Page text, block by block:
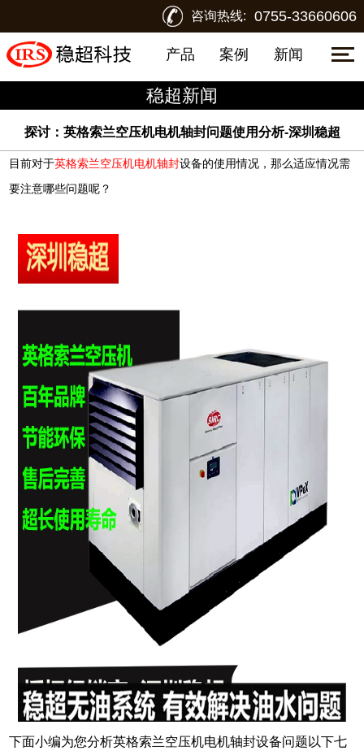
咨询热线: 0755-33660606
产品 案例 新闻
稳超新闻
探讨：英格索兰空压机电机轴封问题使用分析-深圳稳超
目前对于英格索兰空压机电机轴封设备的使用情况，那么适应情况需
要注意哪些问题呢？
下面小编为您分析英格索兰空压机电机轴封设备问题以下七